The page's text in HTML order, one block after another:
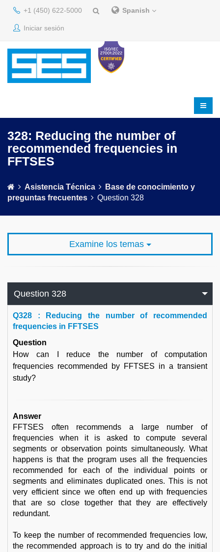
+1 (450) 622-5000 Spanish
Iniciar sesión
328: Reducing the number of
recommended frequencies in
FFTSES
Asistencia Técnica
Base de conocimiento y
preguntas frecuentes
Question 328
Examine los temas
Question 328
Q328 : Reducing the number of recommended
frequencies in FFTSES
Question
How can I reduce the number of computation
frequencies recommended by FFTSES in a transient
study?
Answer
FFTSES often recommends a large number of
frequencies when it is asked to compute several
segments or observation points simultaneously. What
happens is that the program uses all the frequencies
recommended for each of the individual points or
segments and eliminates duplicated ones. This is not
very efficient since we often end up with frequencies
that are so close together that they are effectively
redundant.
To keep the number of recommended frequencies low,
the recommended approach is to try and do the initial